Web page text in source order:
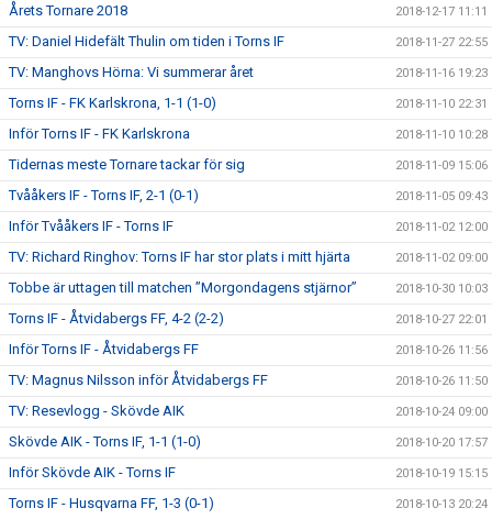
Årets Tornare 2018 2018-12-17 11:11
TV: Daniel Hidefält Thulin om tiden i Torns IF 2018-11-27 22:55
TV: Manghovs Hörna: Vi summerar året 2018-11-16 19:23
Torns IF - FK Karlskrona, 1-1 (1-0) 2018-11-10 22:31
Inför Torns IF - FK Karlskrona 2018-11-10 10:28
Tidernas meste Tornare tackar för sig 2018-11-09 15:06
Tvååkers IF - Torns IF, 2-1 (0-1) 2018-11-05 09:43
Inför Tvååkers IF - Torns IF 2018-11-02 12:00
TV: Richard Ringhov: Torns IF har stor plats i mitt hjärta 2018-11-02 09:00
Tobbe är uttagen till matchen ”Morgondagens stjärnor” 2018-10-30 10:03
Torns IF - Åtvidabergs FF, 4-2 (2-2) 2018-10-27 22:01
Inför Torns IF - Åtvidabergs FF 2018-10-26 11:56
TV: Magnus Nilsson inför Åtvidabergs FF 2018-10-26 11:50
TV: Resevlogg - Skövde AIK 2018-10-24 09:00
Skövde AIK - Torns IF, 1-1 (1-0) 2018-10-20 17:57
Inför Skövde AIK - Torns IF 2018-10-19 15:15
Torns IF - Husqvarna FF, 1-3 (0-1) 2018-10-13 20:24